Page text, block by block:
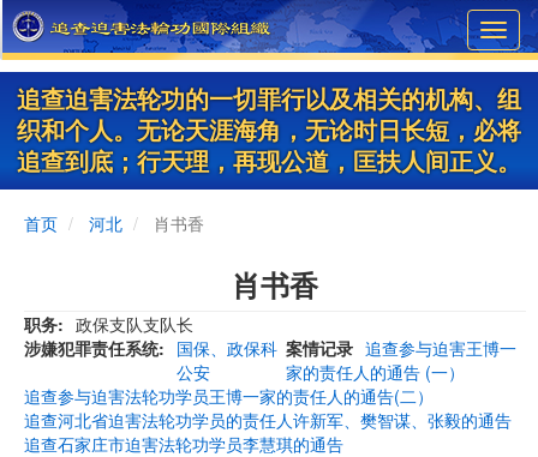
Skip
to
main
content
追查迫害法轮功的一切罪行以及相关的机构、组
织和个人。无论天涯海角，无论时日长短，必将
追查到底；行天理，再现公道，匡扶人间正义。
首页 河北 肖书香
肖书香
职务
政保支队支队长
涉嫌犯罪责任系统
国保、政保科
公安
案情记录 追查参与迫害王博一
家的责任人的通告 (一）
追查参与迫害法轮功学员王博一家的责任人的通告(二）
追查河北省迫害法轮功学员的责任人许新军、樊智谋、张毅的通告
追查石家庄市迫害法轮功学员李慧琪的通告